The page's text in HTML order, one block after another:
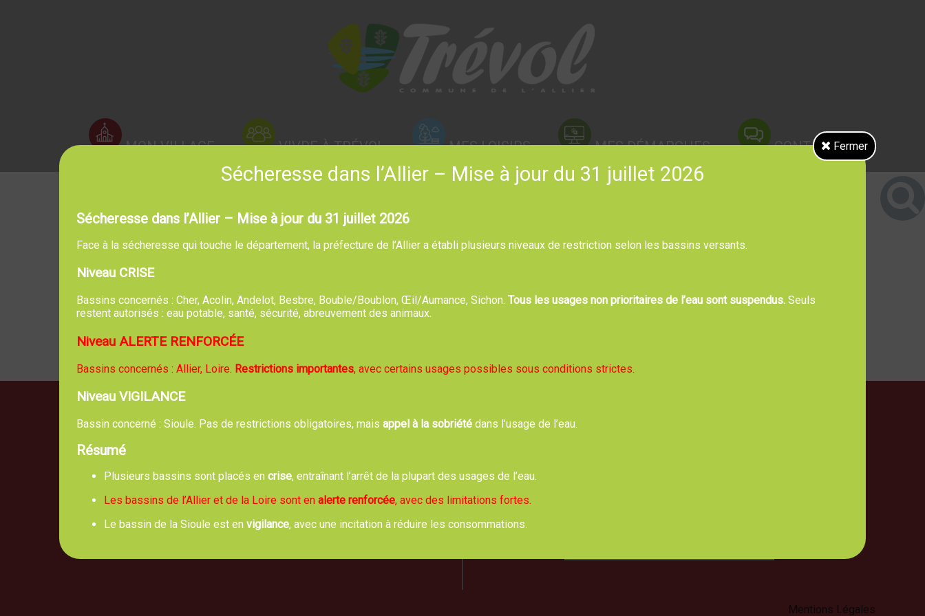
MON VILLAGE VIVRE À TRÉVOL MES LOISIRS MES DÉMARCHES CONTACT
Retour
5, route de Moulins 03460 Trévol
04 70 42 61 44
Nous écrire un email
Mentions Légales
Fermer
Sécheresse dans l’Allier – Mise à jour du 31 juillet 2026
Sécheresse dans l’Allier – Mise à jour du 31 juillet 2026
Face à la sécheresse qui touche le département, la préfecture de l’Allier a établi plusieurs niveaux de restriction selon les bassins versants.
Niveau CRISE
Bassins concernés : Cher, Acolin, Andelot, Besbre, Bouble/Boublon, Œil/Aumance, Sichon. Tous les usages non prioritaires de l’eau sont suspendus.Seuls
restent autorisés : eau potable, santé, sécurité, abreuvement des animaux.
Niveau ALERTE RENFORCÉE
Bassins concernés : Allier, Loire. Restrictions importantes, avec certains usages possibles sous conditions strictes.
Niveau VIGILANCE
Bassin concerné : Sioule. Pas de restrictions obligatoires, mais appel à la sobriétédans l’usage de l’eau.
Résumé
Plusieurs bassins sont placés en crise, entraînant l’arrêt de la plupart des usages de l’eau.
Les bassins de l’Allier et de la Loire sont en alerte renforcée, avec des limitations fortes.
Le bassin de la Sioule est en vigilance, avec une incitation à réduire les consommations.